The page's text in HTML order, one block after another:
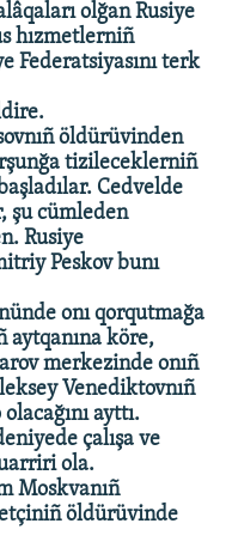
olğan Rusiye
hızmetlerniñ
Federatsiyasını terk
öldürüvinden
tizileceklerniñ
Cedvelde
şu cümleden
Rusiye
Peskov bunı
onı qorqutmağa
aytqanına köre,
merkezinde onıñ
Venediktovnıñ
ayttı.
çalışa ve
ola.
Moskvanıñ
öldürüvinde